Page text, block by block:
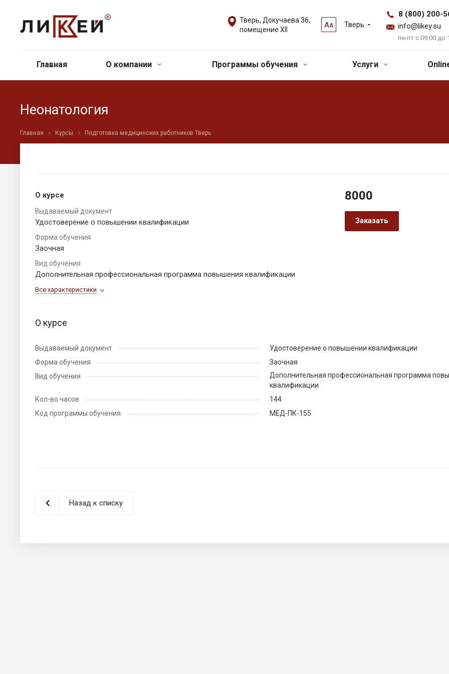
АА Тверь
8 (800) 200-
info@likey.su
пн-пт с 09:00 до
Тверь, Докучаева 36,
помещение XII
Главная О компании Программы обучения Услуги
Неонатология
Главная Курсы Подготовка медицинских работников Тверь
О курсе
Выдаваемый документ
Удостоверение о повышении квалификации
Форма обучения
Заочная
Вид обучения
Дополнительная профессиональная программа повышения квалификации
Все характеристики
8000
Заказать
О курсе
Выдаваемый документ
Удостоверение о повышении квалификации
Форма обучения
Заочная
Вид обучения
Дополнительная профессиональная программа
квалификации
Кол-во часов
144
Код программы обучения
МЕД-ПК-155
Назад к списку